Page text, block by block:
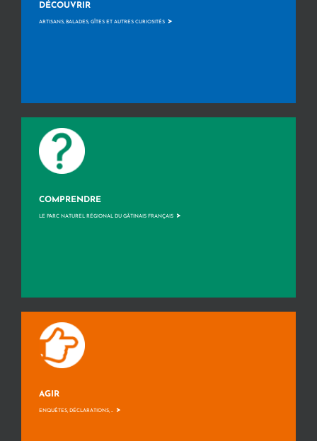
DÉCOUVRIR
ARTISANS, BALADES, GÎTES ET AUTRES CURIOSITÉS >
COMPRENDRE
LE PARC NATUREL RÉGIONAL DU GÂTINAIS FRANÇAIS >
AGIR
ENQUÊTES, DÉCLARATIONS, ... >